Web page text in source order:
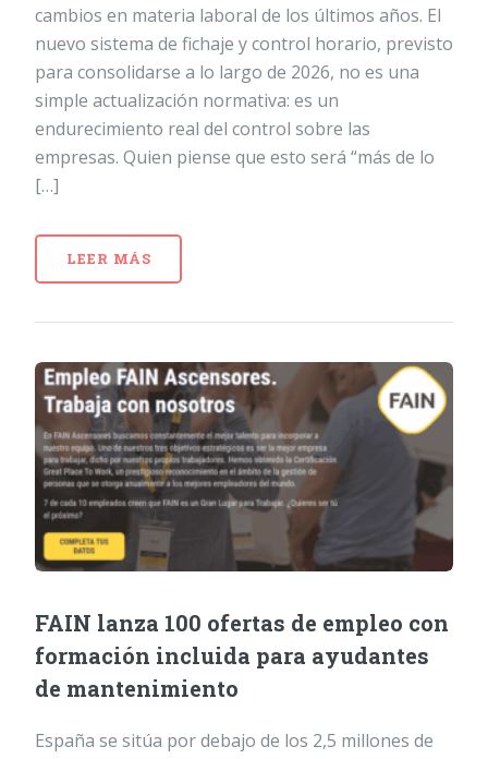
cambios en materia laboral de los últimos años. El
nuevo sistema de fichaje y control horario, previsto
para consolidarse a lo largo de 2026, no es una
simple actualización normativa: es un
endurecimiento real del control sobre las
empresas. Quien piense que esto será “más de lo
[…]
LEER MÁS
FAIN lanza 100 ofertas de empleo con
formación incluida para ayudantes
de mantenimiento
España se sitúa por debajo de los 2,5 millones de